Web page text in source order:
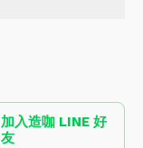
加入造咖 LINE 好
友